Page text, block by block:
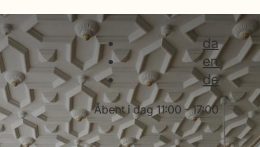
da
en
de
Åbent i dag11:00 - 17:00